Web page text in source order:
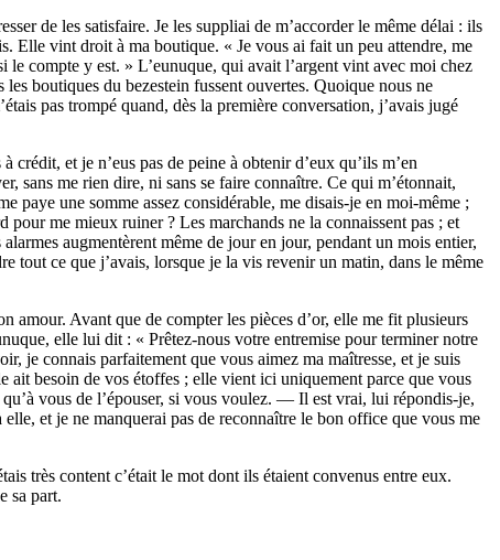
de les satisfaire. Je les suppliai de m’accorder le même délai : ils
Elle vint droit à ma boutique. « Je vous ai fait un peu attendre, me
compte y est. » L’eunuque, qui avait l’argent vint avec moi chez
boutiques du bezestein fussent ouvertes. Quoique nous ne
pas trompé quand, dès la première conversation, j’avais jugé
et je n’eus pas de peine à obtenir d’eux qu’ils m’en
sans me rien dire, ni sans se faire connaître. Ce qui m’étonnait,
paye une somme assez considérable, me disais-je en moi-même ;
pour me mieux ruiner ? Les marchands ne la connaissent pas ; et
augmentèrent même de jour en jour, pendant un mois entier,
tout ce que j’avais, lorsque je la vis revenir un matin, dans le même
amour. Avant que de compter les pièces d’or, elle me fit plusieurs
elle lui dit : « Prêtez-nous votre entremise pour terminer notre
je connais parfaitement que vous aimez ma maîtresse, et je suis
ait besoin de vos étoffes ; elle vient ici uniquement parce que vous
vous de l’épouser, si vous voulez. — Il est vrai, lui répondis-je,
et je ne manquerai pas de reconnaître le bon office que vous me
très content c’était le mot dont ils étaient convenus entre eux.
sa part.